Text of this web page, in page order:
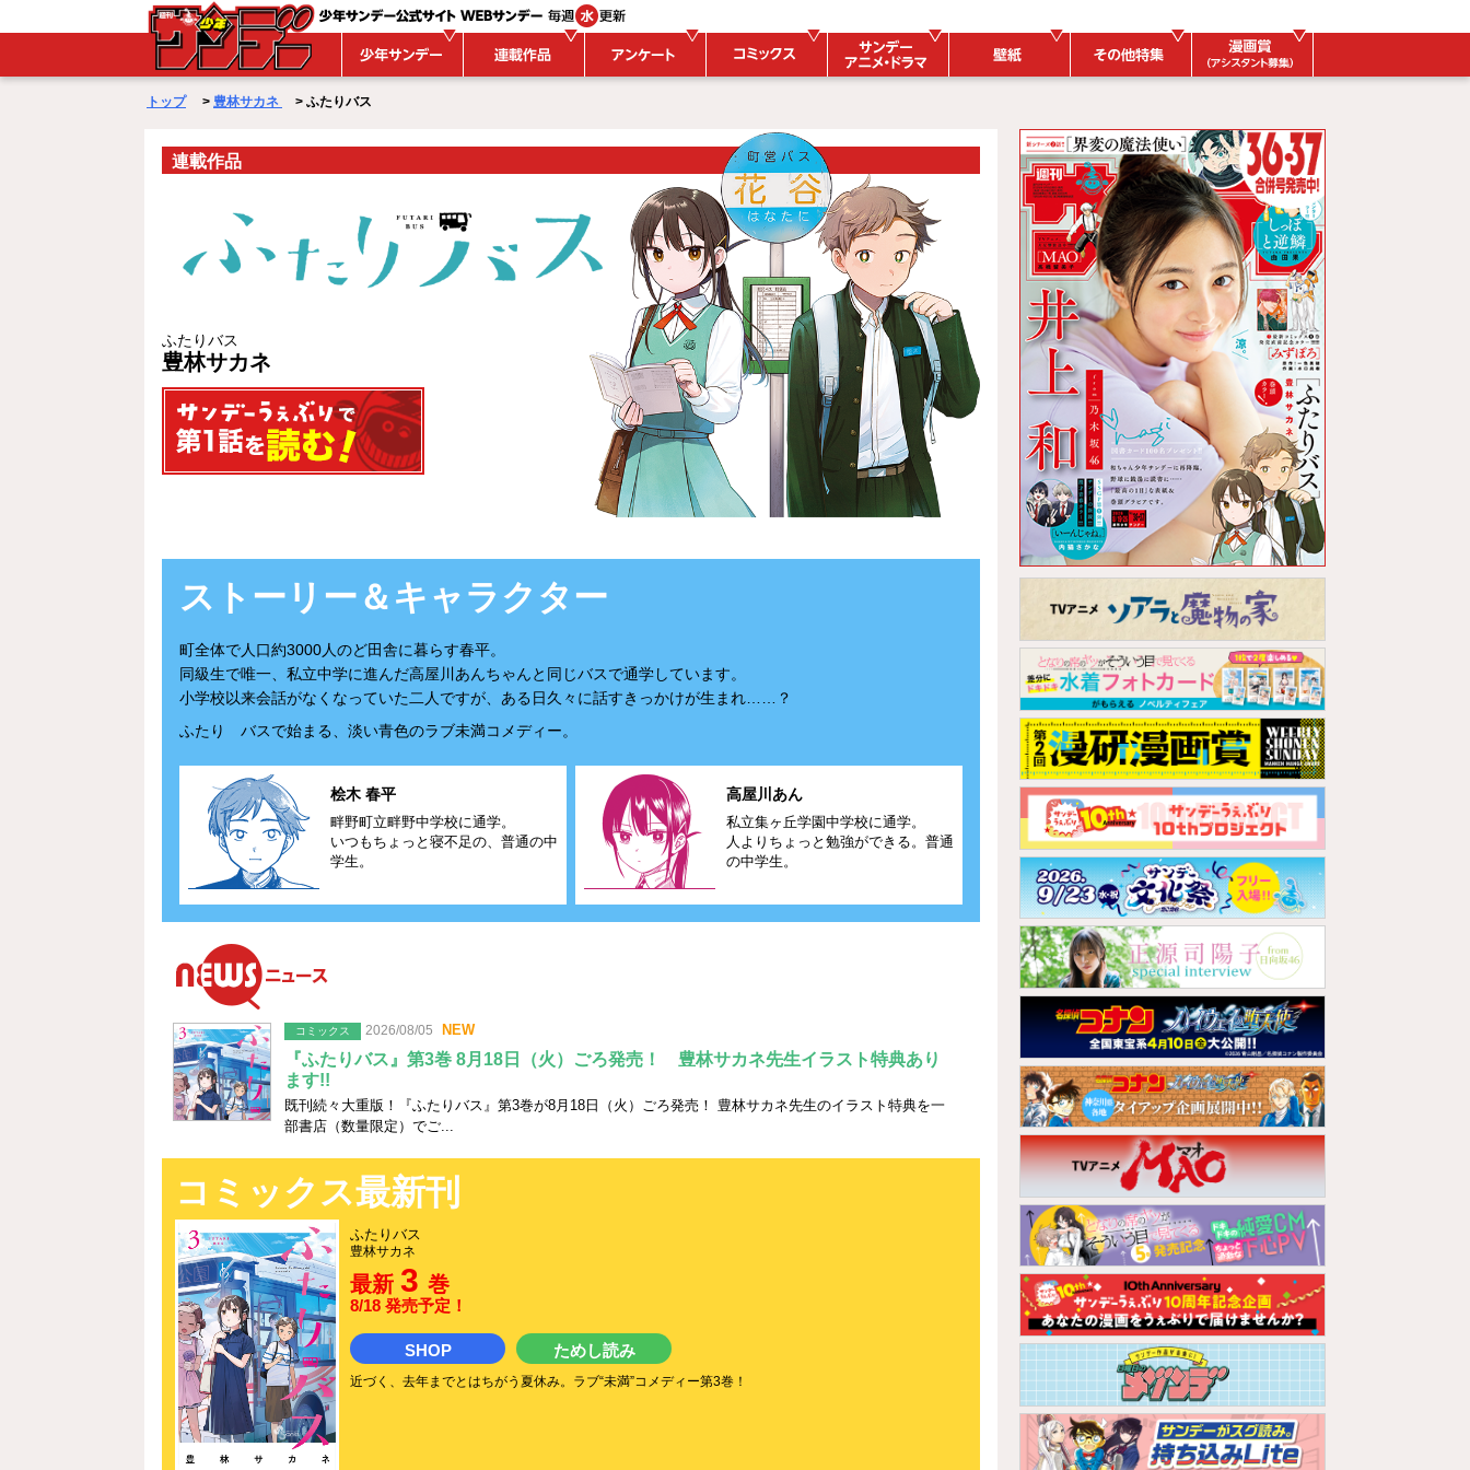
WEBサンデー
トップ> 豊林サカネ > ふたりバス
連載作品
ふたりバス
豊林サカネ
ストーリー＆キャラクター
町全体で人口約3000人のど田舎に暮らす春平。
同級生で唯一、私立中学に進んだ高屋川あんちゃんと同じバスで通学しています。
小学校以来会話がなくなっていた二人ですが、ある日久々に話すきっかけが生まれ……？
ふたり バスで始まる、淡い青色のラブ未満コメディー。
桧木 春平
畔野町立畔野中学校に通学。
いつもちょっと寝不足の、普通の中
学生。
高屋川あん
私立集ヶ丘学園中学校に通学。
人よりちょっと勉強ができる。普通
の中学生。
Newsニュースコミックス 2026/08/05
『ふたりバス』第3巻 8月18日（火）ごろ発売！ 豊林サカネ先生イラスト特典あり
ます!!
既刊続々大重版！『ふたりバス』第3巻が8月18日（火）ごろ発売！ 豊林サカネ先生のイラスト特典を一
部書店（数量限定）でご...
コミックス最新刊
ふたりバス
豊林サカネ
最新 3 巻
8/18 発売予定！
SHOP ためし読み
近づく、去年までとはちがう夏休み。ラブ“未満”コメディー第3巻！